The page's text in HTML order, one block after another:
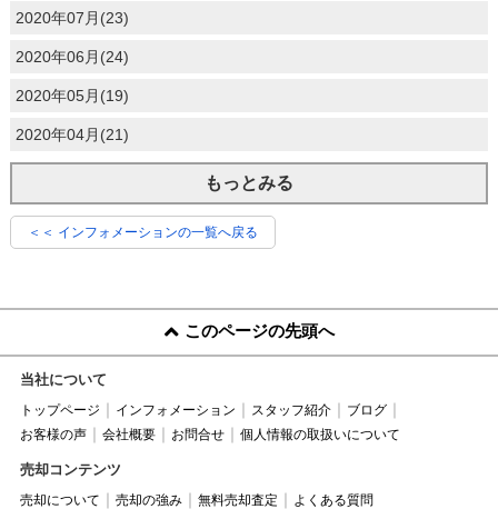
2020年07月(23)
2020年06月(24)
2020年05月(19)
2020年04月(21)
もっとみる
＜＜ インフォメーションの一覧へ戻る
このページの先頭へ
当社について
トップページ インフォメーション スタッフ紹介
ブログ
お客様の声
会社概要 お問合せ 個人情報の取扱いについて
売却コンテンツ
売却について 売却の強み 無料売却査定 よくある質問